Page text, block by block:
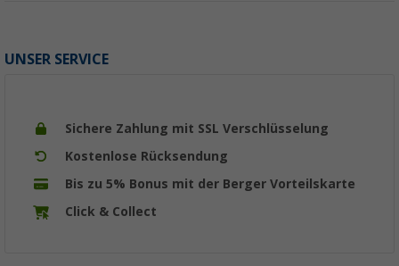
UNSER SERVICE
Sichere Zahlung mit SSL Verschlüsselung
Kostenlose Rücksendung
Bis zu 5% Bonus mit der Berger Vorteilskarte
Click & Collect